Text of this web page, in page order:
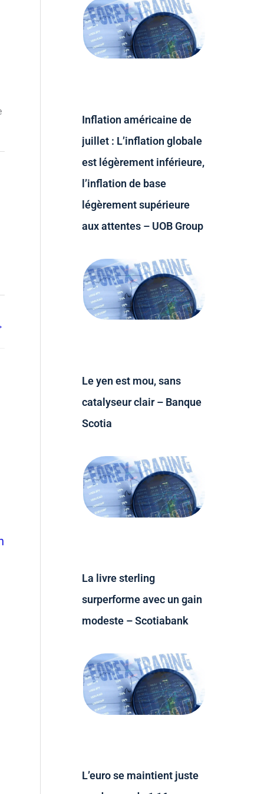
Inflation américaine de
juillet : L’inflation globale
est légèrement inférieure,
l’inflation de base
légèrement supérieure
aux attentes – UOB Group
Le yen est mou, sans
catalyseur clair – Banque
Scotia
La livre sterling
surperforme avec un gain
modeste – Scotiabank
L’euro se maintient juste